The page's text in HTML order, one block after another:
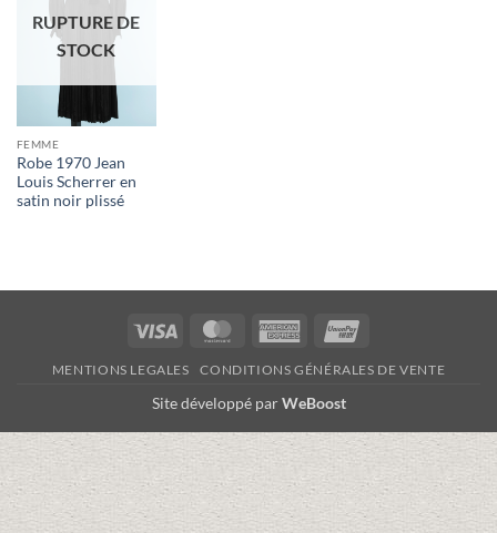
RUPTURE DE
STOCK
FEMME
Robe 1970 Jean
Louis Scherrer en
satin noir plissé
Visa MasterCardAmerican
MENTIONS LEGALES CONDITIONS GÉNÉRALES DE VENTE
Site développé parWeBoost